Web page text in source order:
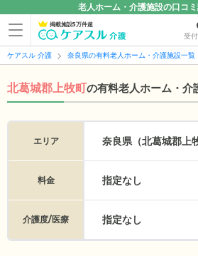
老人ホーム・介護施設の口コ
掲載施設5万件超
受
ケアスル 介護 奈良県の有料老人ホーム・介護施設一覧
北葛城郡上牧町の有料老人ホーム・介
エリア 奈良県（北葛城郡上
料金 指定なし
介護度/医療 指定なし